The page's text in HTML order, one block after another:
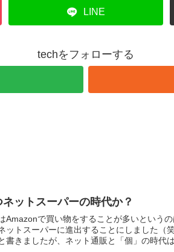
LINE
techをフォローする
ットスーパーの時代か？
Amazonで買い物をすることが多いという
ットスーパーに進出することにしました（
書きましたが、ネット通販と「個」の時代